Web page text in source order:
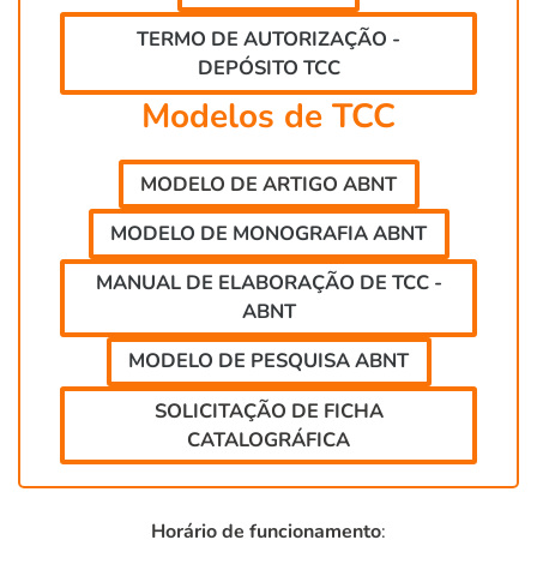
TERMO DE AUTORIZAÇÃO -
DEPÓSITO TCC
Modelos de TCC
MODELO DE ARTIGO ABNT
MODELO DE MONOGRAFIA ABNT
MANUAL DE ELABORAÇÃO DE TCC -
ABNT
MODELO DE PESQUISA ABNT
SOLICITAÇÃO DE FICHA
CATALOGRÁFICA
Horário de funcionamento: